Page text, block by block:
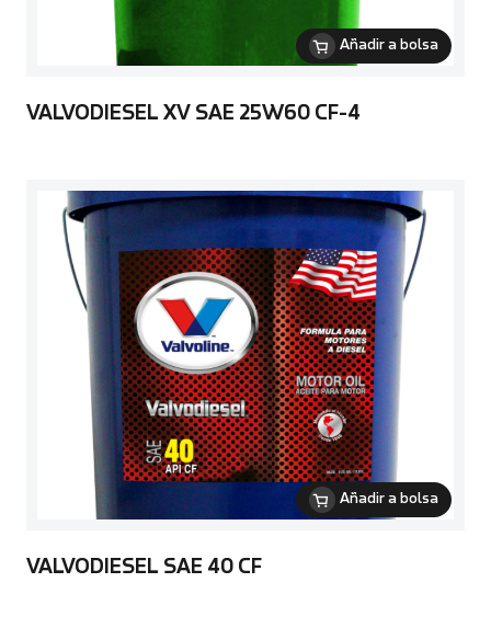
Añadir a bolsa
VALVODIESEL XV SAE 25W60 CF-4
Añadir a bolsa
VALVODIESEL SAE 40 CF